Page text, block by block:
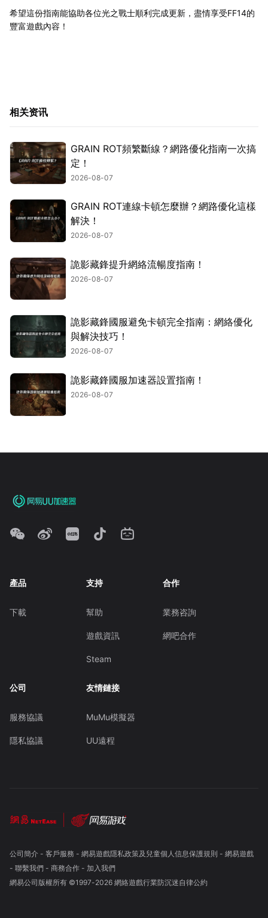
希望這份指南能協助各位光之戰士順利完成更新，盡情享受FF14的
豐富遊戲內容！
相关资讯
GRAIN ROT頻繁斷線？網路優化指南一次搞
定！
2026-08-07
GRAIN ROT連線卡頓怎麼辦？網路優化這樣
解決！
2026-08-07
詭影藏鋒提升網絡流暢度指南！
2026-08-07
詭影藏鋒國服避免卡頓完全指南：網絡優化
與解決技巧！
2026-08-07
詭影藏鋒國服加速器設置指南！
2026-08-07
產品
下載
支持
幫助
遊戲資訊
Steam
合作
業務咨詢
網吧合作
公司
服務協議
隱私協議
友情鏈接
MuMu模擬器
UU遠程
公司簡介- 客戶服務 - 網易遊戲隱私政策及兒童個人信息保護規則 - 網易遊戲
- 聯繫我們- 商務合作- 加入我們
網易公司版權所有 ©1997-2026 網絡遊戲行業防沉迷自律公約